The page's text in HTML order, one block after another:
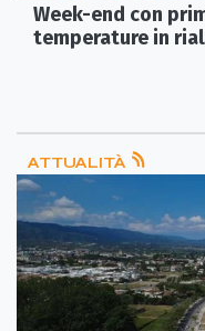
Week-end con
temperature in
ATTUALITÀ